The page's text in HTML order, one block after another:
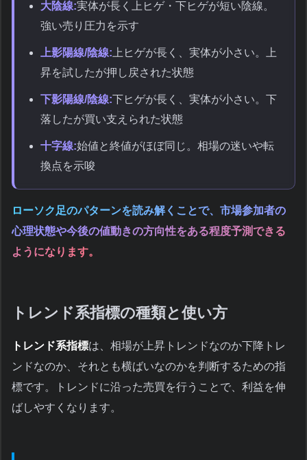
大陰線:実体が長く上ヒゲ・下ヒゲが短い陰線。
強い売り圧力を示す
上影陽線/陰線: 上ヒゲが長く、実体が小さい。上
昇を試したが押し戻された状態
下影陽線/陰線:下ヒゲが長く、実体が小さい。下
落したが買い支えられた状態
十字線:始値と終値がほぼ同じ。相場の迷いや転
換点を示唆
ローソク足のパターンを読み解くことで、市場参加者の
心理状態や今後の値動きの方向性をある程度予測できる
ようになります。
トレンド系指標の種類と使い方
トレンド系指標は、相場が上昇トレンドなのか下降トレ
ンドなのか、それとも横ばいなのかを判断するための指
標です。トレンドに沿った売買を行うことで、利益を伸
ばしやすくなります。